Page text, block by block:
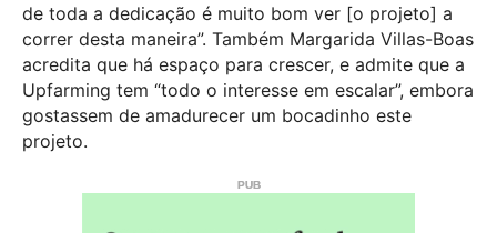
de toda a dedicação é muito bom ver [o projeto] a
correr desta maneira”. Também Margarida Villas-Boas
acredita que há espaço para crescer, e admite que a
Upfarming tem “todo o interesse em escalar”, embora
gostassem de amadurecer um bocadinho este
projeto.